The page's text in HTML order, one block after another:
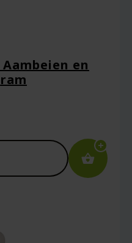
en